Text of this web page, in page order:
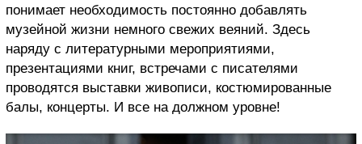
понимает необходимость постоянно добавлять
музейной жизни немного свежих веяний. Здесь
наряду с литературными мероприятиями,
презентациями книг, встречами с писателями
проводятся выставки живописи, костюмированные
балы, концерты. И все на должном уровне!